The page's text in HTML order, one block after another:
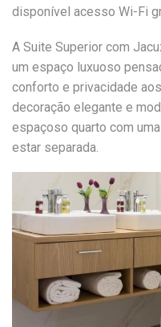
disponível acesso Wi-Fi
A Suite Superior com
um espaço luxuoso
conforto e privacidade
decoração elegante e
espaçoso quarto com
estar separada.